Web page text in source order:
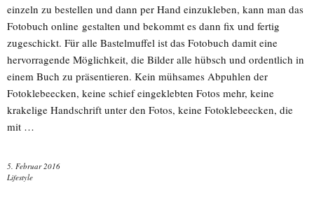
einzeln zu bestellen und dann per Hand einzukleben, kann man das
Fotobuch online gestalten und bekommt es dann fix und fertig
zugeschickt. Für alle Bastelmuffel ist das Fotobuch damit eine
hervorragende Möglichkeit, die Bilder alle hübsch und ordentlich in
einem Buch zu präsentieren. Kein mühsames Abpuhlen der
Fotoklebeecken, keine schief eingeklebten Fotos mehr, keine
krakelige Handschrift unter den Fotos, keine Fotoklebeecken, die
mit …
5. Februar 2016
Lifestyle